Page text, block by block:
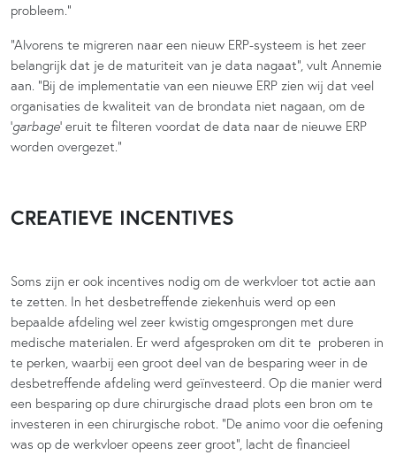
probleem.”
“Alvorens te migreren naar een nieuw ERP-systeem is het zeer
belangrijk dat je de maturiteit van je data nagaat”, vult Annemie
aan. “Bij de implementatie van een nieuwe ERP zien wij dat veel
organisaties de kwaliteit van de brondata niet nagaan, om de
‘garbage’ eruit te filteren voordat de data naar de nieuwe ERP
worden overgezet.”
CREATIEVE INCENTIVES
Soms zijn er ook incentives nodig om de werkvloer tot actie aan
te zetten. In het desbetreffende ziekenhuis werd op een
bepaalde afdeling wel zeer kwistig omgesprongen met dure
medische materialen. Er werd afgesproken om dit te proberen in
te perken, waarbij een groot deel van de besparing weer in de
desbetreffende afdeling werd geïnvesteerd. Op die manier werd
een besparing op dure chirurgische draad plots een bron om te
investeren in een chirurgische robot. “De animo voor die oefening
was op de werkvloer opeens zeer groot”, lacht de financieel